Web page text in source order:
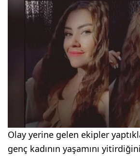
Olay yerine gelen ekipler
genç kadının yaşamını